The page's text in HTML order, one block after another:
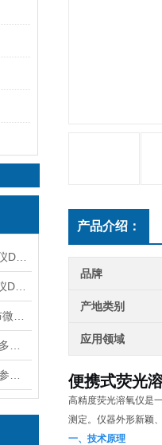
产品介绍：
品牌
产地类别
应用领域
便携式荧光
高精度荧光溶氧仪是
测定。仪器外形新颖
一、技术原理